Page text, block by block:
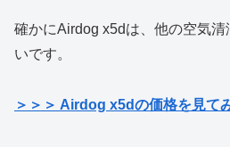
確かにAirdog x5dは、他の空気
いです。
＞＞＞ Airdog x5dの価格を見て